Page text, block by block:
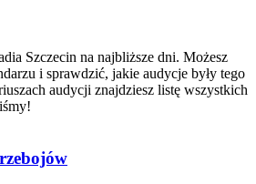
Szczecin na najbliższe dni. Możesz
i sprawdzić, jakie audycje były tego
audycji znajdziesz listę wszystkich